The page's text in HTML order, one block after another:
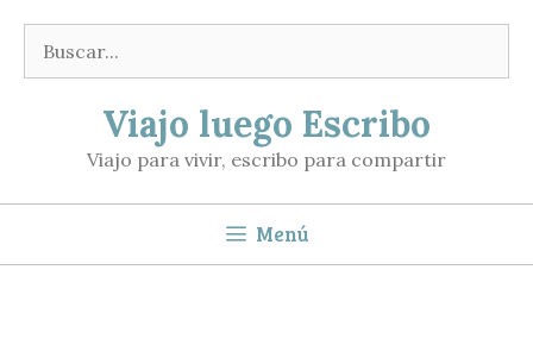
contenido
Buscar:
Viajo luego Escribo
Viajo para vivir, escribo para compartir
Menú